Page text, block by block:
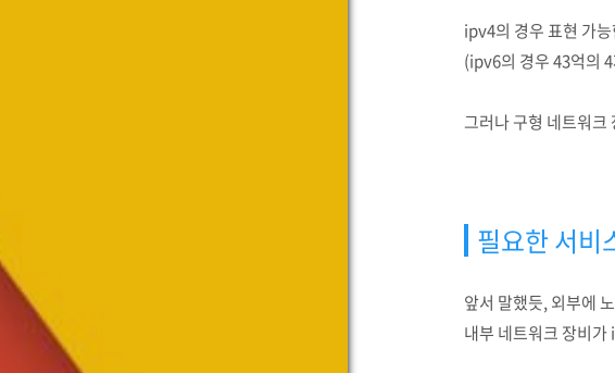
ipv4의 경우 표현 가
(ipv6의 경우 43억의
그러나 구형 네트워
필요한 서비
앞서 말했듯, 외부에
내부 네트워크 장비